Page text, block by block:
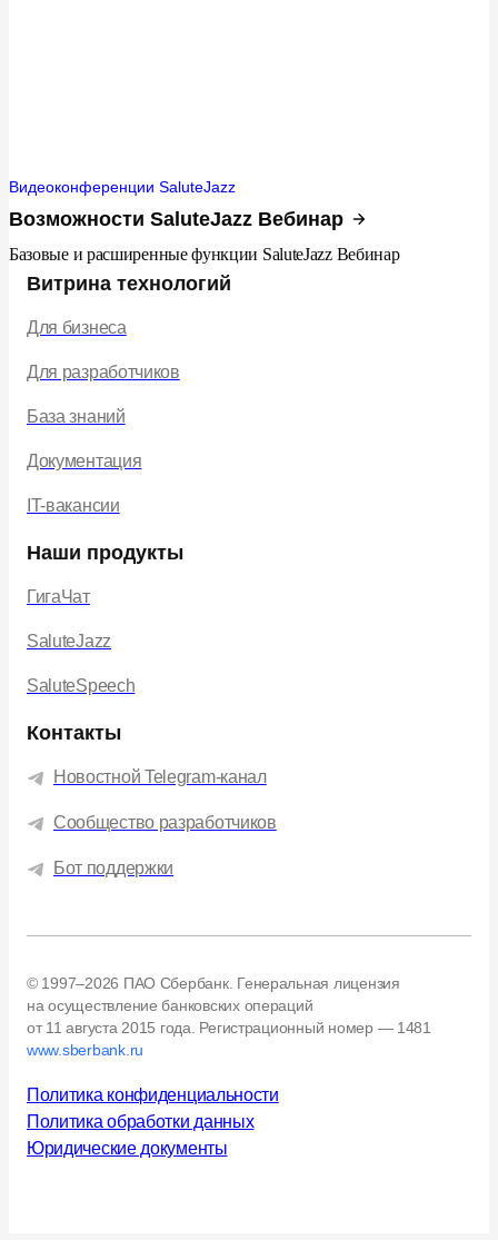
Видеоконференции SaluteJazz
Возможности SaluteJazz Вебинар
Базовые и расширенные функции SaluteJazz Вебинар
Витрина технологий
Для бизнеса
Для разработчиков
База знаний
Документация
IT-вакансии
Наши продукты
ГигаЧат
SaluteJazz
SaluteSpeech
Контакты
Новостной Telegram-канал
Сообщество разработчиков
Бот поддержки
© 1997–2026 ПАО Сбербанк. Генеральная лицензия
на осуществление банковских операций
от 11 августа 2015 года. Регистрационный номер — 1481
www.sberbank.ru
Политика конфиденциальности
Политика обработки данных
Юридические документы